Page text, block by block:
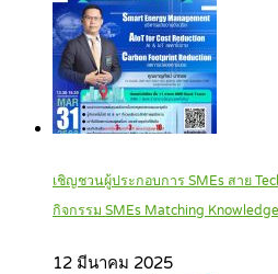
เชิญชวนผู้ประกอบการ SMEs สาย
กิจกรรม SMEs Matching
12 มีนาคม 2025